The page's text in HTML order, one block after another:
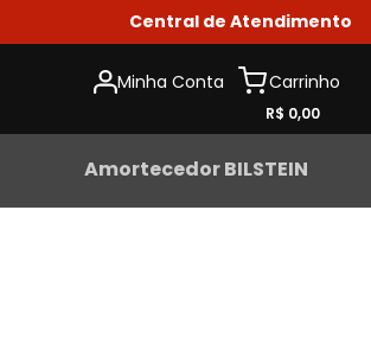
Central de Atendimento
Minha Conta
R$ 0,00
Amortecedor BILSTEIN